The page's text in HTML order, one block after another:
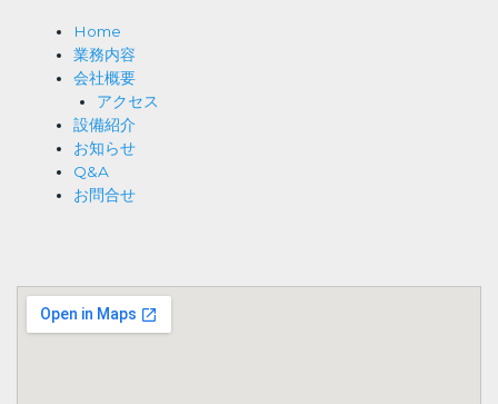
Home
業務内容
会社概要
アクセス
設備紹介
お知らせ
Q&A
お問合せ